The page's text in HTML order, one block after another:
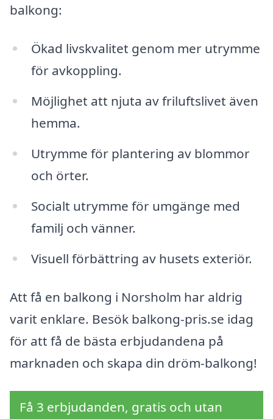
balkong:
Ökad livskvalitet genom mer utrymme
för avkoppling.
Möjlighet att njuta av friluftslivet även
hemma.
Utrymme för plantering av blommor
och örter.
Socialt utrymme för umgänge med
familj och vänner.
Visuell förbättring av husets exteriör.
Att få en balkong i Norsholm har aldrig
varit enklare. Besök balkong-pris.se idag
för att få de bästa erbjudandena på
marknaden och skapa din dröm-balkong!
Få 3 erbjudanden, gratis och utan